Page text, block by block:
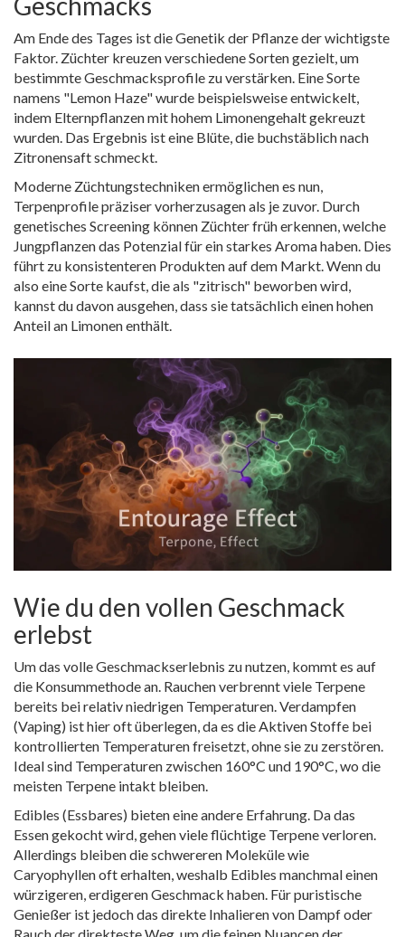
Am Ende des Tages ist die Genetik der Pflanze der wichtigste
Faktor. Züchter kreuzen verschiedene Sorten gezielt, um
bestimmte Geschmacksprofile zu verstärken. Eine Sorte
namens "Lemon Haze" wurde beispielsweise entwickelt,
indem Elternpflanzen mit hohem Limonengehalt gekreuzt
wurden. Das Ergebnis ist eine Blüte, die buchstäblich nach
Zitronensaft schmeckt.
Moderne Züchtungstechniken ermöglichen es nun,
Terpenprofile präziser vorherzusagen als je zuvor. Durch
genetisches Screening können Züchter früh erkennen, welche
Jungpflanzen das Potenzial für ein starkes Aroma haben. Dies
führt zu konsistenteren Produkten auf dem Markt. Wenn du
also eine Sorte kaufst, die als "zitrisch" beworben wird,
kannst du davon ausgehen, dass sie tatsächlich einen hohen
Anteil an Limonen enthält.
Wie du den vollen Geschmack
erlebst
Um das volle Geschmackserlebnis zu nutzen, kommt es auf
die Konsummethode an. Rauchen verbrennt viele Terpene
bereits bei relativ niedrigen Temperaturen. Verdampfen
(Vaping) ist hier oft überlegen, da es die Aktiven Stoffe bei
kontrollierten Temperaturen freisetzt, ohne sie zu zerstören.
Ideal sind Temperaturen zwischen 160°C und 190°C, wo die
meisten Terpene intakt bleiben.
Edibles (Essbares) bieten eine andere Erfahrung. Da das
Essen gekocht wird, gehen viele flüchtige Terpene verloren.
Allerdings bleiben die schwereren Moleküle wie
Caryophyllen oft erhalten, weshalb Edibles manchmal einen
würzigeren, erdigeren Geschmack haben. Für puristische
Genießer ist jedoch das direkte Inhalieren von Dampf oder